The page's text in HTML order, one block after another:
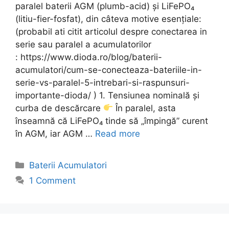
paralel baterii AGM (plumb-acid) și LiFePO₄
(litiu-fier-fosfat), din câteva motive esențiale:
(probabil ati citit articolul despre conectarea in
serie sau paralel a acumulatorilor
: https://www.dioda.ro/blog/baterii-
acumulatori/cum-se-conecteaza-bateriile-in-
serie-vs-paralel-5-intrebari-si-raspunsuri-
importante-dioda/ ) 1. Tensiunea nominală și
curba de descărcare
În paralel, asta
înseamnă că LiFePO₄ tinde să „împingă” curent
în AGM, iar AGM … Read more
Categories
Baterii Acumulatori
1 Comment